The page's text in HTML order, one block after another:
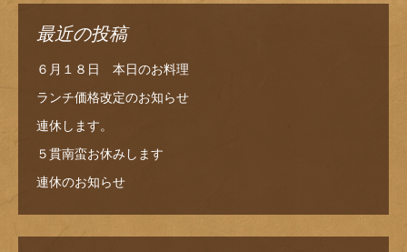
最近の投稿
６月１８日 本日のお料理
ランチ価格改定のお知らせ
連休します。
５貫南蛮お休みします
連休のお知らせ